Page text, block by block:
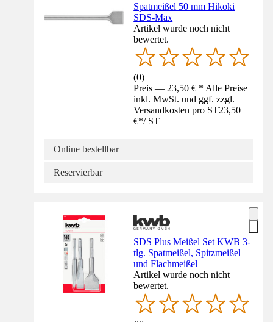
Spatmeißel 50 mm Hikoki
SDS-Max
Artikel wurde noch nicht
bewertet.
(0)
Preis — 23,50 € * Alle Preise
inkl. MwSt. und ggf. zzgl.
Versandkosten pro ST23,50
€*/ ST
Online bestellbar
Reservierbar
SDS Plus Meißel Set KWB 3-
tlg. Spatmeißel, Spitzmeißel
und Flachmeißel
Artikel wurde noch nicht
bewertet.